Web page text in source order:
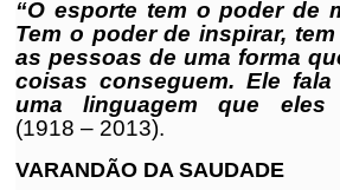
“O esporte tem o poder de
Tem o poder de inspirar,
as pessoas de uma forma
coisas conseguem. Ele
uma linguagem que eles
(1918 – 2013).
VARANDÃO DA SAUDADE